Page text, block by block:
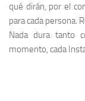
qué dirán, por el
para cada persona.
Nada dura tanto
momento, cada